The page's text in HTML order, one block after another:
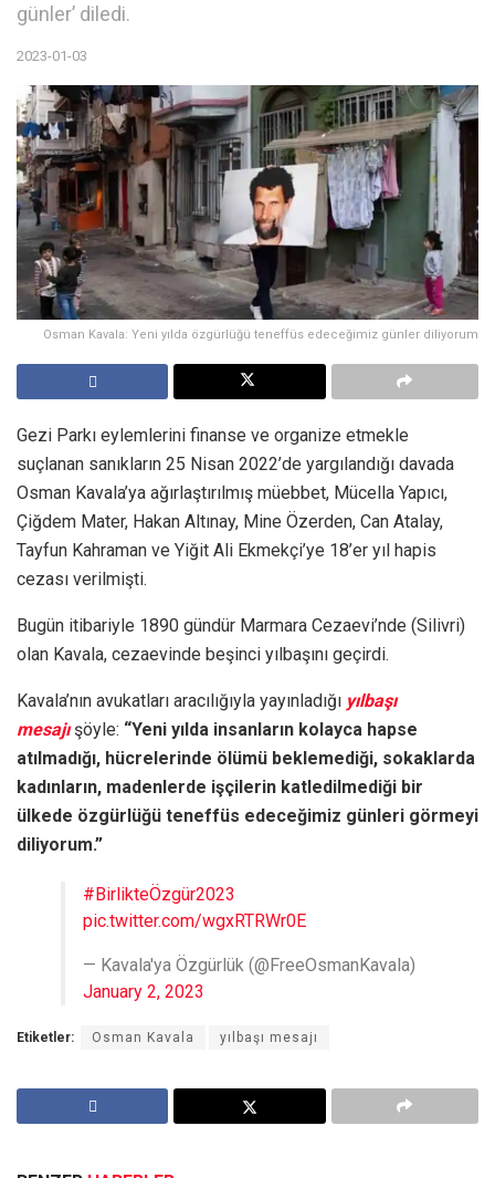
günler’ diledi.
2023-01-03
Osman Kavala: Yeni yılda özgürlüğü teneffüs edeceğimiz günler diliyorum
Gezi Parkı eylemlerini finanse ve organize etmekle
suçlanan sanıkların 25 Nisan 2022’de yargılandığı davada
Osman Kavala’ya ağırlaştırılmış müebbet, Mücella Yapıcı,
Çiğdem Mater, Hakan Altınay, Mine Özerden, Can Atalay,
Tayfun Kahraman ve Yiğit Ali Ekmekçi’ye 18’er yıl hapis
cezası verilmişti.
Bugün itibariyle 1890 gündür Marmara Cezaevi’nde (Silivri)
olan Kavala, cezaevinde beşinci yılbaşını geçirdi.
Kavala’nın avukatları aracılığıyla yayınladığı yılbaşı
mesajı şöyle: “Yeni yılda insanların kolayca hapse
atılmadığı, hücrelerinde ölümü beklemediği, sokaklarda
kadınların, madenlerde işçilerin katledilmediği bir
ülkede özgürlüğü teneffüs edeceğimiz günleri görmeyi
diliyorum.”
#BirlikteÖzgür2023
pic.twitter.com/wgxRTRWr0E
— Kavala'ya Özgürlük (@FreeOsmanKavala)
January 2, 2023
Etiketler: Osman Kavala yılbaşı mesajı